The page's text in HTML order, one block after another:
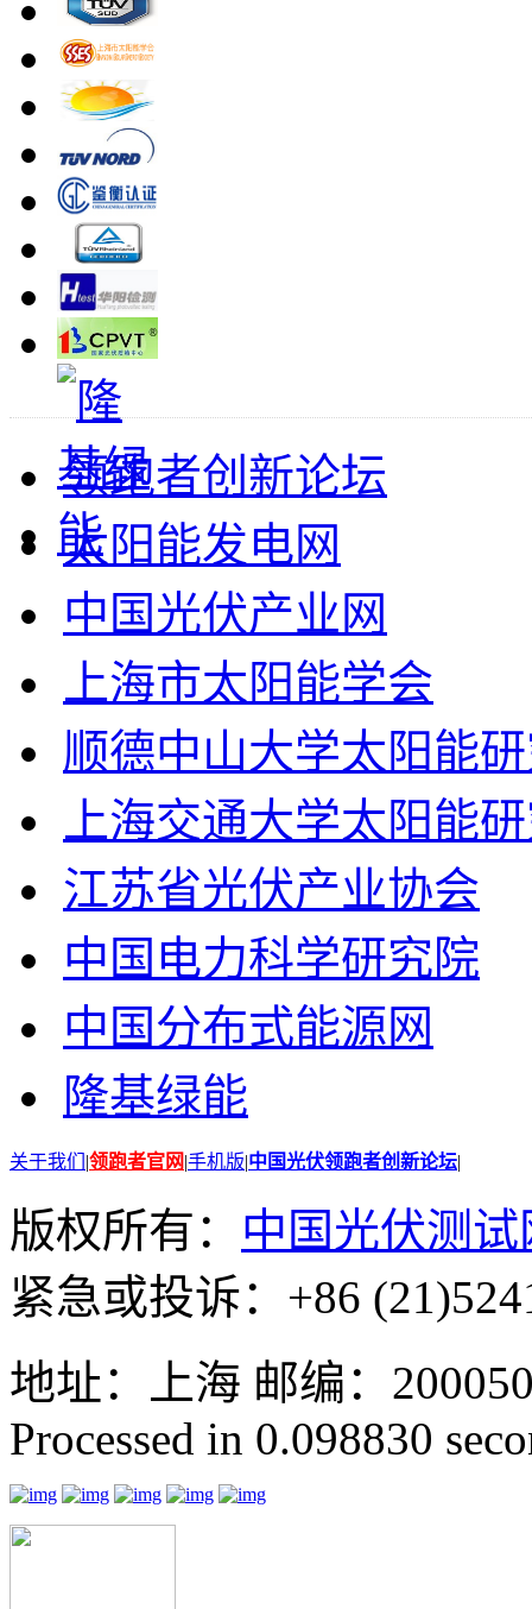
领跑者创新论坛
太阳能发电网
中国光伏产业网
上海市太阳能学会
顺德中山大学太阳能
上海交通大学太阳能
江苏省光伏产业协会
中国电力科学研究院
中国分布式能源网
隆基绿能
关于我们 |领跑者官网|手机版|中国光伏领跑者创新论坛|
版权所有： 中国光伏测试
紧急或投诉：+86
地址：上海 邮编：
Processed in 0.098830